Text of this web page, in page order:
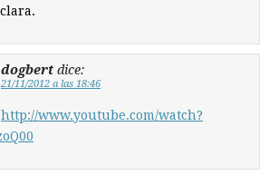
dogbert dice:
21/11/2012 a las 18:46
http://www.youtube.com/watch?